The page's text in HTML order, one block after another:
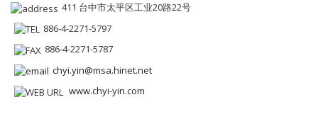
411 台中市太平区工业20路22号
886-4-2271-5797
886-4-2271-5787
chyi.yin@msa.hinet.net
www.chyi-yin.com